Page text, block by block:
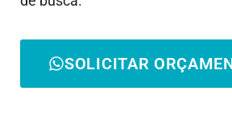
SOLICITAR